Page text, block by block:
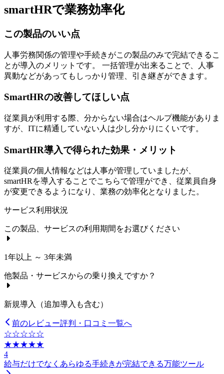
smartHRで業務効率化
この製品のいい点
人事労務関係の管理や手続きがこの製品のみで完結できるこ
とが導入のメリットです。 一括管理が出来ることで、人事
異動などがあってもしっかり管理、引き継ぎができます。
SmartHRの改善してほしい点
従業員が利用する際、分からない場合はヘルプ機能がありま
すが、ITに精通していない人は少し分かりにくいです。
SmartHR導入で得られた効果・メリット
従業員の個人情報などは人事が管理していましたが、
smartHRを導入することでこちらで管理ができ、従業員自身
が変更できるようになり、業務の効率化となりました。
サービス利用状況
この製品、サービスの利用期間をお選びください
1年以上 ～ 3年未満
他製品・サービスからの乗り換えですか？
新規導入（追加導入も含む）
前のレビュー評判・口コミ一覧へ
☆☆☆☆☆
★★★★★
4
給与だけでなくあらゆる手続きが完結できる万能ツール